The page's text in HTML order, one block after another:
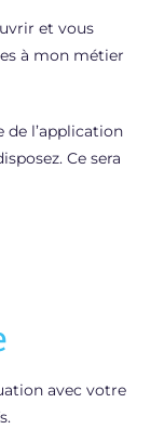
et vous
à mon métier
de l’application
Ce sera
avec votre